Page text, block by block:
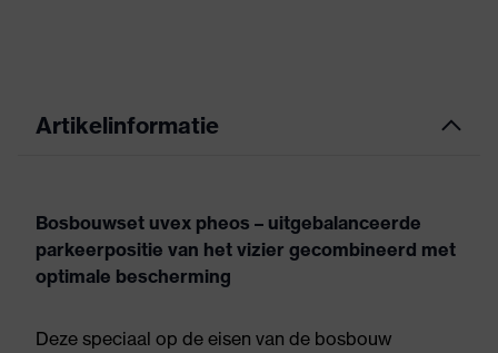
Artikelinformatie
Bosbouwset uvex pheos – uitgebalanceerde
parkeerpositie van het vizier gecombineerd met
optimale bescherming
Deze speciaal op de eisen van de bosbouw